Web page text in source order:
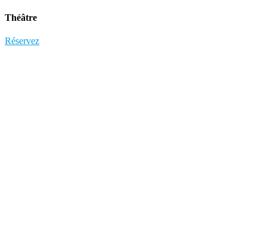
Théâtre
Réservez